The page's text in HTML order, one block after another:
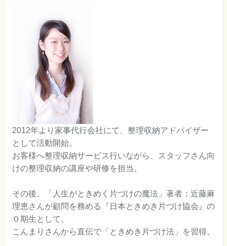
2012年より家事代行会社にて、整理収納アドバイザー
として活動開始。
お客様へ整理収納サービス行いながら、スタッフさん向
けの整理収納の講座や研修を担当。
その後、「人生がときめく片づけの魔法」著者：近藤麻
理恵さんが顧問を務める『日本ときめき片づけ協会』の
０期生として、
こんまりさんから直伝で「ときめき片づけ法」を習得。